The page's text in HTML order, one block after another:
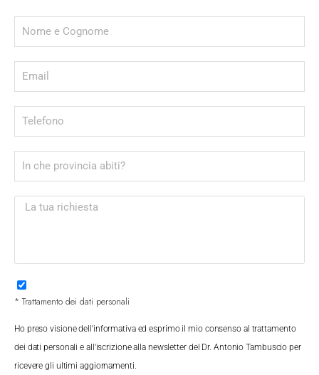
* Trattamento dei dati personali
Ho preso visione dell'informativa ed esprimo il mio consenso al trattamento
dei dati personali e all'iscrizione alla newsletter del Dr. Antonio Tambuscio per
ricevere gli ultimi aggiornamenti.